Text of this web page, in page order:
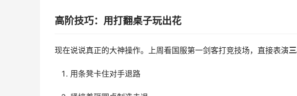
高阶技巧：用打翻桌子玩出花
现在说说真正的大神操作。上周看国服第一剑客打竞技场，直接表演
用条凳卡住对手退路